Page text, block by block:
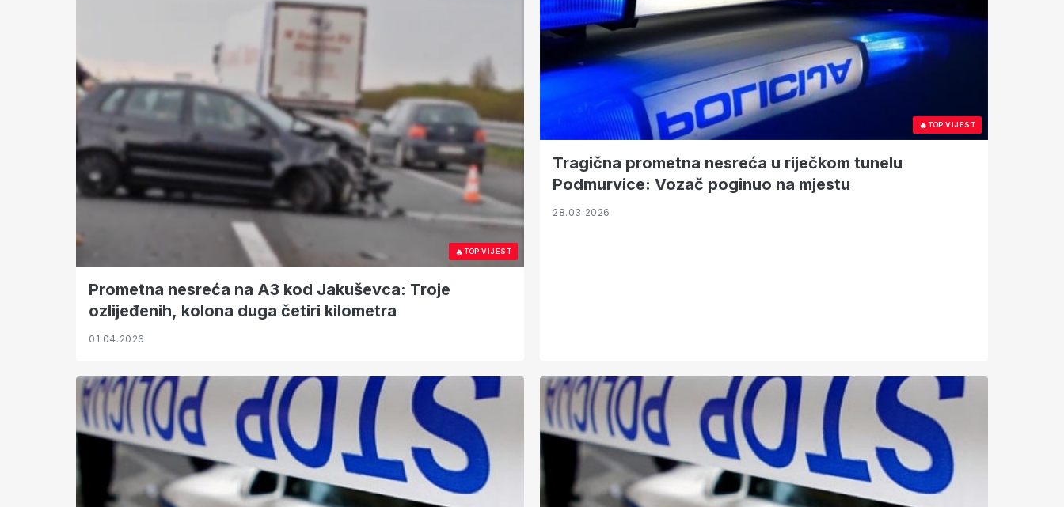
🔥TOP VIJEST
Prometna nesreća na A3 kod Jakuševca: Troje
ozlijeđenih, kolona duga četiri kilometra
01.04.2026
🔥TOP VIJEST
Tragična prometna nesreća u riječkom tunelu
Podmurvice: Vozač poginuo na mjestu
28.03.2026